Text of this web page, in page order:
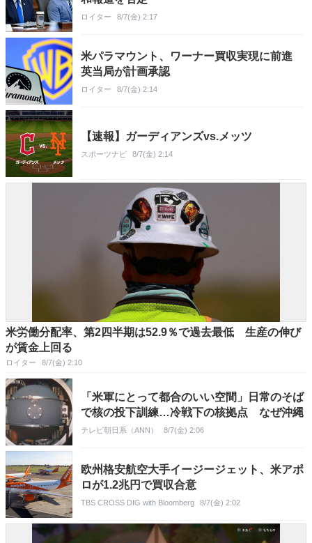
ロイター 8/7(金) 2:17
米パラマウント、ワーナー買収実現に前進
英当局が計画承認
ロイター 8/7(金) 2:14
【速報】ガーディアンズvs.メッツ
スポーツナビ 8/7(金) 2:14
米労働分配率、第2四半期は52.9％で過去最低 生産の伸び
が賃金上回る
ロイター 8/7(金) 2:10
「米軍にとって都合のいい空間」日常のそば
で核の投下訓練…冷戦下の核拠点 なぜ沖縄
テレビ朝日系（ANN） 8/7(金) 2:06
欧州格安航空大手イージージェット、米アポ
ロが1.2兆円で買収合意
TBS CROSS DIG with Bloomberg 8/7(金) 2:02